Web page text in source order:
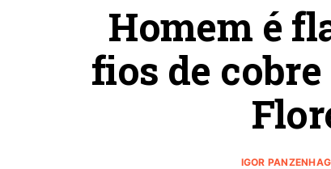
Homem é
fios de
IGOR